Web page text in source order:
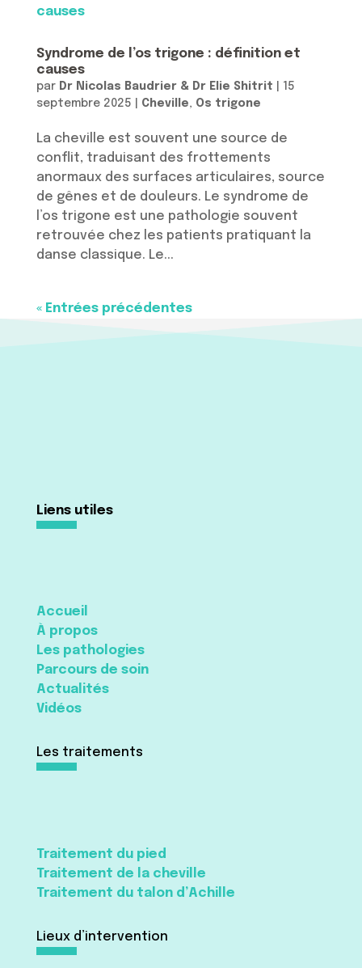
Syndrome de l’os trigone : définition et
causes
par Dr Nicolas Baudrier & Dr Elie Shitrit
15
septembre 2025
Cheville, Os trigone
La cheville est souvent une source de
conflit, traduisant des frottements
anormaux des surfaces articulaires, source
de gênes et de douleurs. Le syndrome de
l’os trigone est une pathologie souvent
retrouvée chez les patients pratiquant la
danse classique. Le...
« Entrées précédentes
Liens utiles
Accueil
À propos
Les pathologies
Parcours de soin
Actualités
Vidéos
Les traitements
Traitement du pied
Traitement de la cheville
Traitement du talon d’Achille
Lieux d’intervention